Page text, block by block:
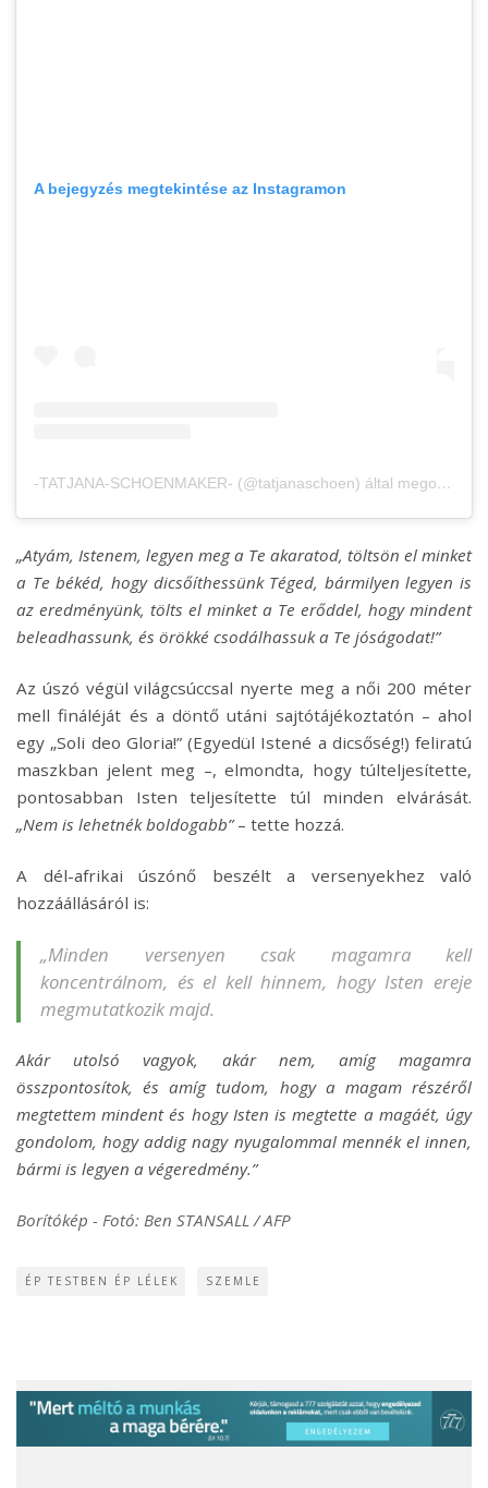
A bejegyzés megtekintése az Instagramon
-TATJANA-SCHOENMAKER- (@tatjanaschoen) által megosztott bejegyzés
„Atyám, Istenem, legyen meg a Te akaratod, töltsön el minket
a Te békéd, hogy dicsőíthessünk Téged, bármilyen legyen is
az eredményünk, tölts el minket a Te erőddel, hogy mindent
beleadhassunk, és örökké csodálhassuk a Te jóságodat!”
Az úszó végül világcsúccsal nyerte meg a női 200 méter
mell fináléját és a döntő utáni sajtótájékoztatón – ahol
egy „Soli deo Gloria!” (Egyedül Istené a dicsőség!) feliratú
maszkban jelent meg –, elmondta, hogy túlteljesítette,
pontosabban Isten teljesítette túl minden elvárását.
„Nem is lehetnék boldogabb”– tette hozzá.
A dél-afrikai úszónő beszélt a versenyekhez való
hozzáállásáról is:
„Minden versenyen csak magamra kell
koncentrálnom, és el kell hinnem, hogy Isten ereje
megmutatkozik majd.
Akár utolsó vagyok, akár nem, amíg magamra
összpontosítok, és amíg tudom, hogy a magam részéről
megtettem mindent és hogy Isten is megtette a magáét, úgy
gondolom, hogy addig nagy nyugalommal mennék el innen,
bármi is legyen a végeredmény.”
Borítókép - Fotó: Ben STANSALL / AFP
ÉP TESTBEN ÉP LÉLEK SZEMLE